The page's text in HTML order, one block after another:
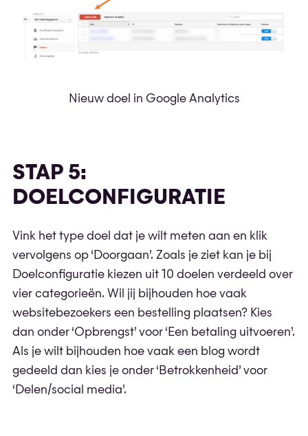
Nieuw doel in Google Analytics
STAP 5:
DOELCONFIGURATIE
Vink het type doel dat je wilt meten aan en klik
vervolgens op ‘Doorgaan’. Zoals je ziet kan je bij
Doelconfiguratie kiezen uit 10 doelen verdeeld over
vier categorieën. Wil jij bijhouden hoe vaak
websitebezoekers een bestelling plaatsen? Kies
dan onder ‘Opbrengst’ voor ‘Een betaling uitvoeren’.
Als je wilt bijhouden hoe vaak een blog wordt
gedeeld dan kies je onder ‘Betrokkenheid’ voor
‘Delen/social media’.